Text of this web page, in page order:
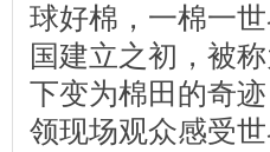
球好棉，一棉一
国建立之初，被
下变为棉田的奇
领现场观众感受